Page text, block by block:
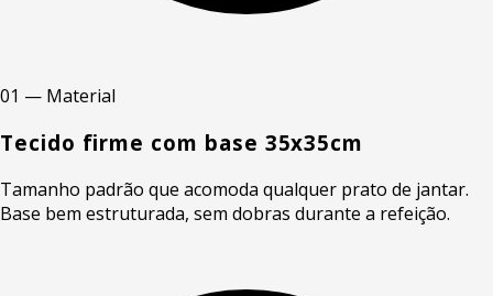
01 — Material
Tecido firme com base 35x35cm
Tamanho padrão que acomoda qualquer prato de jantar.
Base bem estruturada, sem dobras durante a refeição.